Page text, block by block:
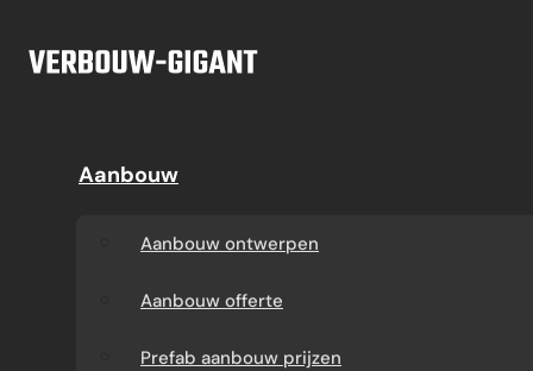
Aanbouw
Aanbouw offerte
Prefab aanbouw
Aanbouw
Aanbouw ontwerpen
Aanbouw offerte
Prefab aanbouw prijzen